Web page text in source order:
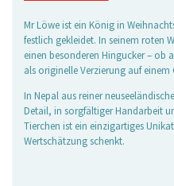
Mr Löwe ist ein König in
festlich gekleidet. In seinem roten
einen besonderen Hingucker – ob
als originelle Verzierung auf einem
In Nepal aus reiner
Detail, in sorgfältiger Handarbeit
Tierchen ist ein einzigartiges
Wertschätzung schenkt.